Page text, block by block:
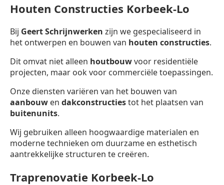
Houten Constructies Korbeek-Lo
Bij Geert Schrijnwerken zijn we gespecialiseerd in
het ontwerpen en bouwen van houten constructies.
Dit omvat niet alleen houtbouwvoor residentiële
projecten, maar ook voor commerciële toepassingen.
Onze diensten variëren van het bouwen van
aanbouw en dakconstructiestot het plaatsen van
buitenunits.
Wij gebruiken alleen hoogwaardige materialen en
moderne technieken om duurzame en esthetisch
aantrekkelijke structuren te creëren.
Traprenovatie Korbeek-Lo